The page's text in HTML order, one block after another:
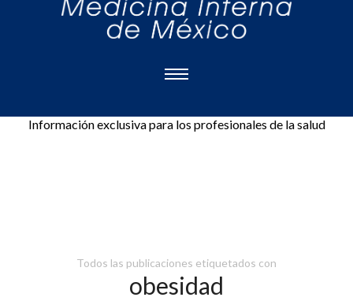
Información exclusiva para los profesionales de la salud
Todos las publicaciones etiquetados con
obesidad